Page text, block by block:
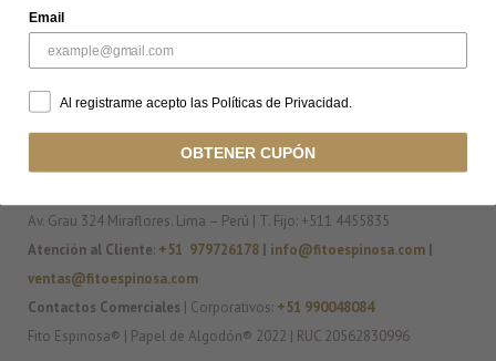
FITO ESPINOSA GALERÍA
Av. Grau 324 Miraflores. Lima – Perú | T. Fijo: +511 4455835
Atención al Cliente: +51 979726178 | info@fitoespinosa.com |
ventas@fitoespinosa.com
Contactos Comerciales | Corporativos: +51 990048084
Fito Espinosa® | Papel de Algodón® 2022 | RUC 20562830996
Email
Al registrarme acepto las Políticas de Privacidad.
OBTENER CUPÓN